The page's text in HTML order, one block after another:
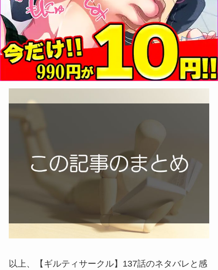
以上、【ギルティサークル】137話のネタバレと感